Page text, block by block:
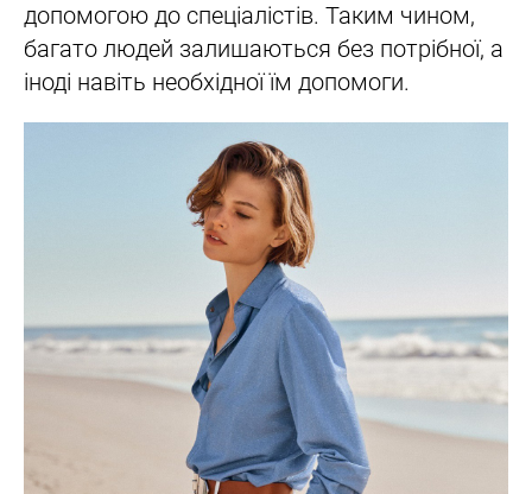
допомогою до спеціалістів. Таким чином,
багато людей залишаються без потрібної, а
іноді навіть необхідної їм допомоги.